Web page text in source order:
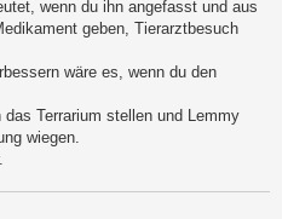
wenn du ihn angefasst und aus
geben, Tierarztbesuch
wäre es, wenn du den
Terrarium stellen und Lemmy
wiegen.